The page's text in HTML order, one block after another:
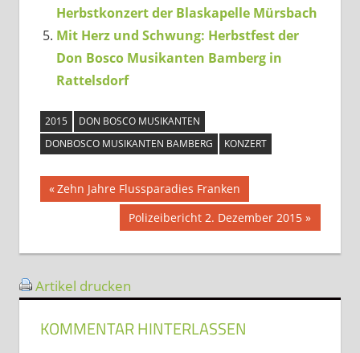
Herbstkonzert der Blaskapelle Mürsbach
Mit Herz und Schwung: Herbstfest der
Don Bosco Musikanten Bamberg in
Rattelsdorf
2015
DON BOSCO MUSIKANTEN
DONBOSCO MUSIKANTEN BAMBERG
KONZERT
Beitragsnavigation
Vorheriger
Zehn Jahre Flussparadies Franken
Nächster
Beitrag:
Polizeibericht 2. Dezember 2015
Artikel drucken
KOMMENTAR HINTERLASSEN